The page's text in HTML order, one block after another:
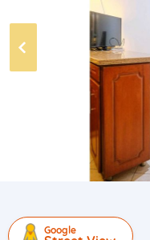
Google